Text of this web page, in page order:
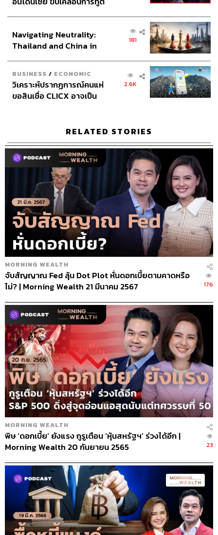
อินโดนีเซีย
Navigating Neutrality:
Thailand and China in
181
BUSINESS / ECONOMIC
วิเคราะห์ปรากฏการณ์คนแห่
ขอสินเชื่อ CLICX อาจเป็น
2.6K
RELATED STORIES
MORNING WEALTH
จับสัญญาณ Fed ลุ้น Dot Plot หั่นดอกเบี้ยตามคาดหรือ
ไม่? | Morning Wealth 21 มีนาคม 2567
176
MORNING WEALTH
พิษ ‘ดอกเบี้ย’ ยังแรง กูรูเตือน ‘หุ้นสหรัฐฯ’ ร่วงได้อีก |
Morning Wealth 20 กันยายน 2565
23